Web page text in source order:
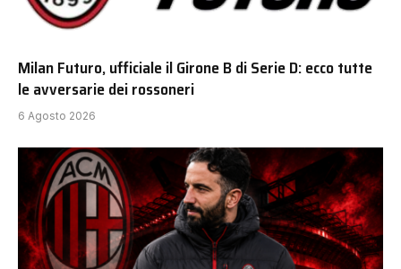
Milan Futuro, ufficiale il Girone B di Serie D: ecco tutte
le avversarie dei rossoneri
6 Agosto 2026